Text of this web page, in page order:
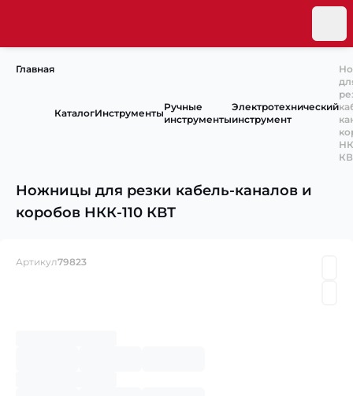
Главная
КаталогИнструменты
Ручные
инструменты
Электротехнический
инструмент
Ножницы для резки кабель-каналов и
коробов НКК-110 КВТ
Артикул79823